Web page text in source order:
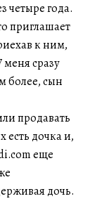
четыре года.
приглашает
к ним,
сразу
более, сын
продавать
есть дочка и,
еще
дочь.